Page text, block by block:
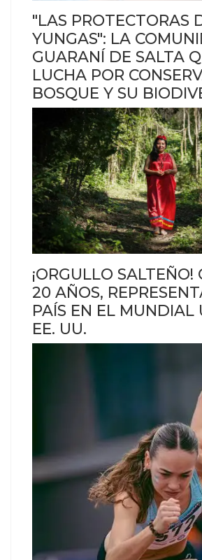
"LAS PROTECTORAS
YUNGAS": LA
GUARANÍ DE SALTA
LUCHA POR
BOSQUE Y SU
¡ORGULLO SALTEÑO!
20 AÑOS,
PAÍS EN EL MUNDIAL
EE. UU.